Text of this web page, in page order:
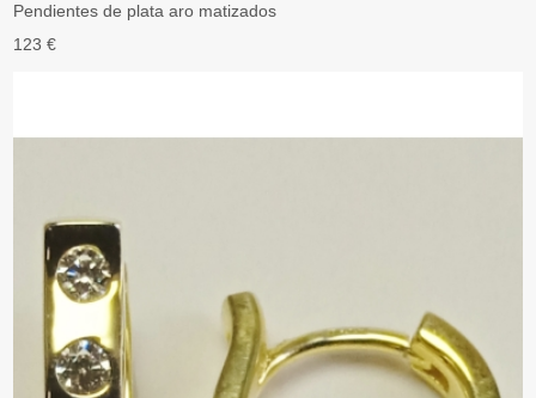
Pendientes de plata aro matizados
123 €